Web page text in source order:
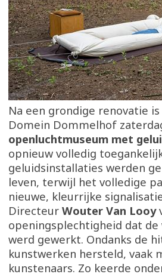
Na een grondige renovatie
Domein Dommelhof
openluchtmuseum met
opnieuw volledig
geluidsinstallaties werden
leven, terwijl het volledige
nieuwe, kleurrijke
Directeur Wouter Van Looy
openingsplechtigheid dat
werd gewerkt. Ondanks de
kunstwerken hersteld, vaak
kunstenaars. Zo keerde